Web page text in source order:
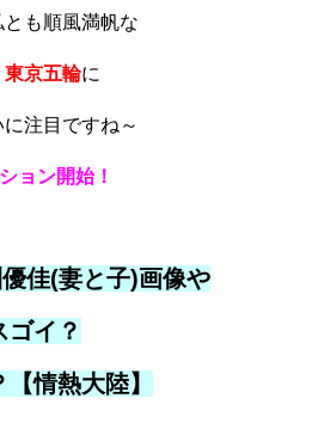
も順風満帆な
東京五輪に
注目ですね～
ョン開始！
佳(妻と子)画像や
ゴイ？
情熱大陸】